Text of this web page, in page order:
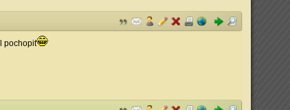
pochopit